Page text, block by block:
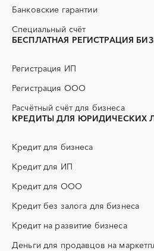
ГНБ
ГСМ
ДСП
ИБП
КТП
НИОКР
ОКР (опытно-
конструкторские работы)
ПГС (песчано-гравийная
смесь)
Новоалтайск
Банковские гарантии
Специальный счёт
БЕСПЛАТНАЯ РЕГИСТРАЦИЯ
Регистрация ИП
Регистрация ООО
Расчётный счёт для бизнеса
КРЕДИТЫ ДЛЯ ЮРИДИЧЕСКИХ
Кредит для бизнеса
Кредит для ИП
Кредит для ООО
Кредит без залога для бизнеса
Кредит на развитие бизнеса
Деньги для продавцов на